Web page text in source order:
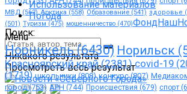
МВД (562) Арктика (558) Образование (541) здоровье
(501) Туризм (475) мошенничество (470)
Поиск:
Никакого результата
Просмотреть весь результат
Использование материалов
Погода
Menu
Норникель(6430) Норильск
Красноярский край(2381) covid-19
(1719) школьники (808) конкурс(807)
город(753) АРН (744) Происшествия (679) спорт